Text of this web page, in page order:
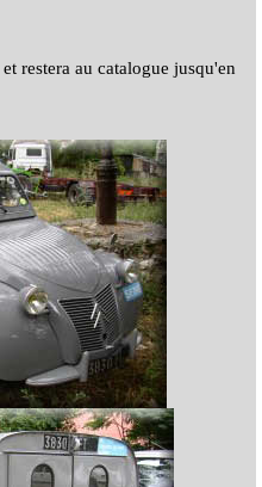
et restera au catalogue jusqu'en